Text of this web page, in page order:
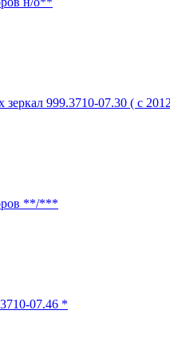
999.3710-07.30 ( с
**/***
07.46 *